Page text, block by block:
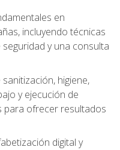
en
incluyendo técnicas
y una consulta
higiene,
y ejecución de
para ofrecer resultados
digital y